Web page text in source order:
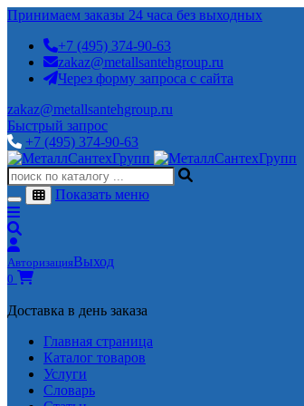
Принимаем заказы 24 часа без выходных
+7 (495) 374-90-63
zakaz@metallsantehgroup.ru
Через форму запроса с сайта
zakaz@metallsantehgroup.ru
Быстрый запрос
+7 (495) 374-90-63
Показать меню
АвторизацияВыход
0
Доставка в день заказа
Главная страница
Каталог товаров
Услуги
Словарь